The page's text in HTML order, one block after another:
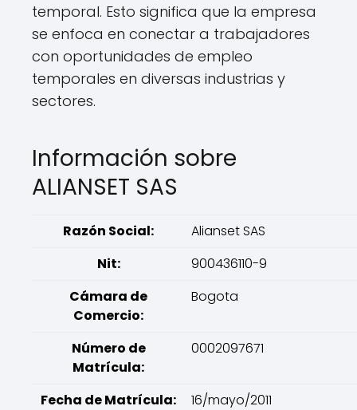
temporal. Esto significa que la empresa
se enfoca en conectar a trabajadores
con oportunidades de empleo
temporales en diversas industrias y
sectores.
Información sobre
ALIANSET SAS
Razón Social:
Alianset SAS
Nit:
900436110-9
Cámara de
Comercio:
Bogota
Número de
Matrícula:
0002097671
Fecha de Matrícula:
16/mayo/2011